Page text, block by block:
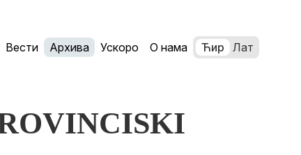
Вести Архива Ускоро О нама Ћир Лат